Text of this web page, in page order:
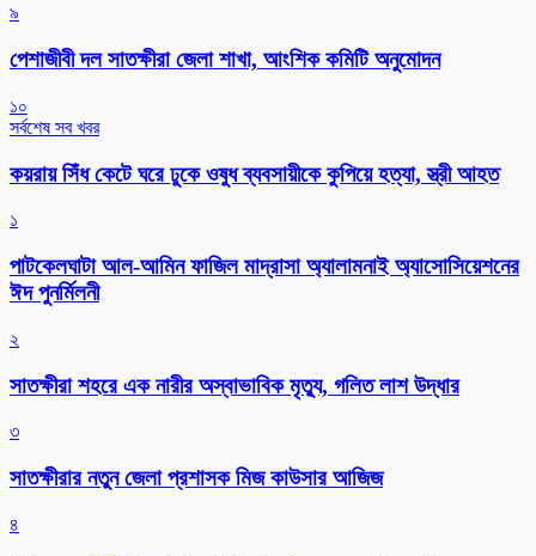
৯
পেশাজীবী দল সাতক্ষীরা জেলা শাখা, আংশিক কমিটি অনুমোদন
১০
সর্বশেষ সব খবর
কয়রায় সিঁধ কেটে ঘরে ঢুকে ওষুধ ব্যবসায়ীকে কুপিয়ে হত্যা, স্ত্রী আহত
১
পাটকেলঘাটা আল-আমিন ফাজিল মাদ্রাসা অ্যালামনাই অ্যাসোসিয়েশনের
ঈদ পুনর্মিলনী
২
সাতক্ষীরা শহরে এক নারীর অস্বাভাবিক মৃত্যু, গলিত লাশ উদ্ধার
৩
সাতক্ষীরার নতুন জেলা প্রশাসক মিজ কাউসার আজিজ
৪